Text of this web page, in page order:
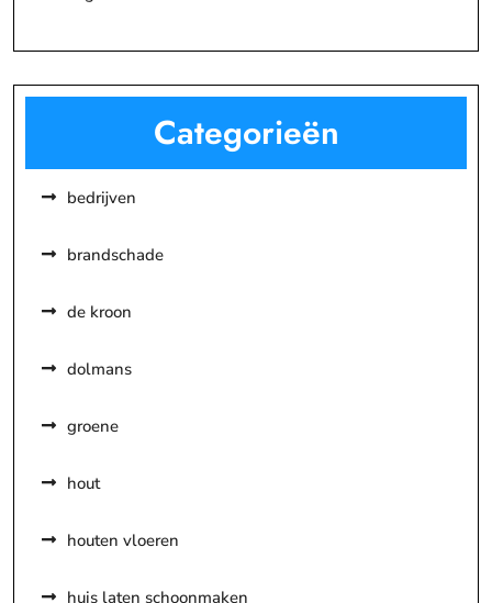
Categorieën
bedrijven
brandschade
de kroon
dolmans
groene
hout
houten vloeren
huis laten schoonmaken